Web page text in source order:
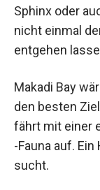
Sphinx oder
nicht einmal
entgehen
Makadi Bay
den besten
fährt mit einer
-Fauna auf.
sucht.